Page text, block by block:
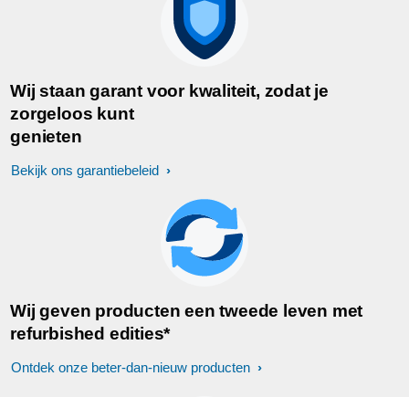
Wij staan garant voor kwaliteit, zodat je
zorgeloos kunt
genieten
Bekijk ons garantiebeleid
Wij geven producten een tweede leven met
refurbished edities*
Ontdek onze beter-dan-nieuw producten